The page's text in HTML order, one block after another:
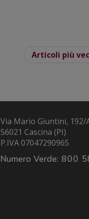
Articoli più
Via Mario Giuntini, 192/
56021 Cascina (PI)
P.IVA 07047290965
Numero Verde: 800